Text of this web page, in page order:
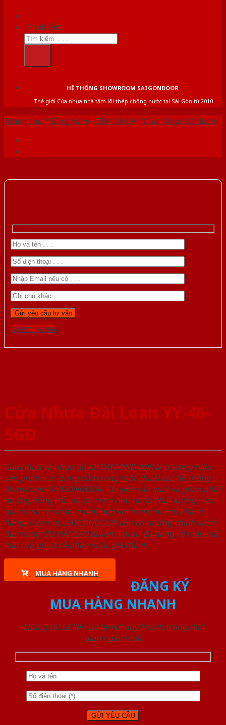
Tìm kiếm:
HỆ THỐNG SHOWROOM SAIGONDOOR
Thế giới Cửa nhựa nhà tắm lõi thép chống nước tại Sài Gòn từ 2010
Trang chủ /Sản phẩm /CỬA NHỰA/Cửa Nhựa Đài Loan
Gọi 0976.169.864
Cửa Nhựa Đài Loan YY-46-
SGD
Cửa nhựa và nhựa gỗ tại SAIGONDOOR là thương hiệu
sản phẩm các dòng cửa trong một chuỗi các hệ thống
Showroom SAIGONDOOR. Chuyên sản xuất và phân phối
những dòng cửa nhựa và hỗ hợp nhựa chất lượng cao,
giá thành rẻ nhất và phù hợp với mọi nhu cầu khách
hàng. Trên hết, SAIGONDOOR còn có những chính sách
bán hàng ƯU ĐÃI CAO đi kèm với sự đa dạng về mẫu mã,
loại cửa gỗ và cả phân khúc giá thành.
MUA HÀNG NHANH
ĐĂNG KÝ
MUA HÀNG NHANH
Chúng tôi sẽ liên lạc lại với quý khách trong thời
gian ngắn nhất